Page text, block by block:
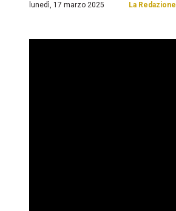
lunedì, 17 marzo 2025
La Redazione